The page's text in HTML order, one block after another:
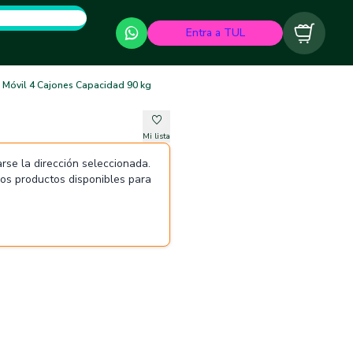
Entra a TUL Carrito
4 Cajones Capacidad 90 kg
Mi lista
la dirección seleccionada.
productos disponibles para